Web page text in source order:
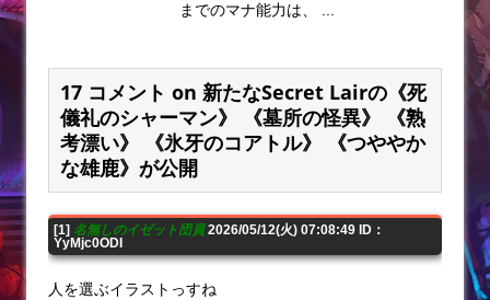
までのマナ能力は、 ...
17 コメント on 新たなSecret Lairの《死
儀礼のシャーマン》 《墓所の怪異》 《熟
考漂い》 《氷牙のコアトル》 《つややか
な雄鹿》が公開
[1] 名無しのイゼット団員2026/05/12(火) 07:08:49 ID：
YyMjc0ODI
人を選ぶイラストっすね